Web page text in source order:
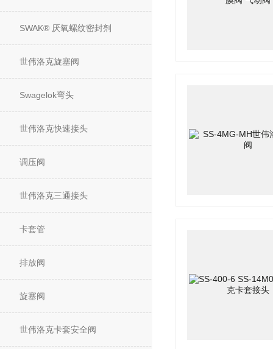
SWAK® 厌氧螺纹密封剂
世伟洛克旋塞阀
Swagelok弯头
世伟洛克快速接头
调压阀
世伟洛克三通接头
卡套管
排放阀
旋塞阀
世伟洛克卡套安全阀